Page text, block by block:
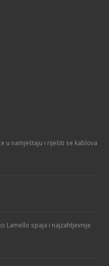
u namještaju i riješiti se kablova
Lamello spaja i najzahtjevnije